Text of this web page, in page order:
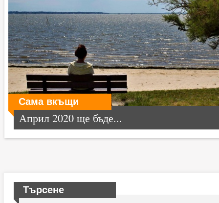
Сама вкъщи
Април 2020 ще бъде...
Търсене